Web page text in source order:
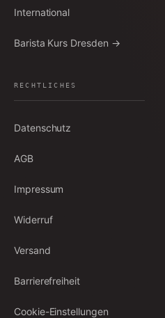
International
Barista Kurs Dresden →
RECHTLICHES
Datenschutz
AGB
Impressum
Widerruf
Versand
Barrierefreiheit
Cookie-Einstellungen